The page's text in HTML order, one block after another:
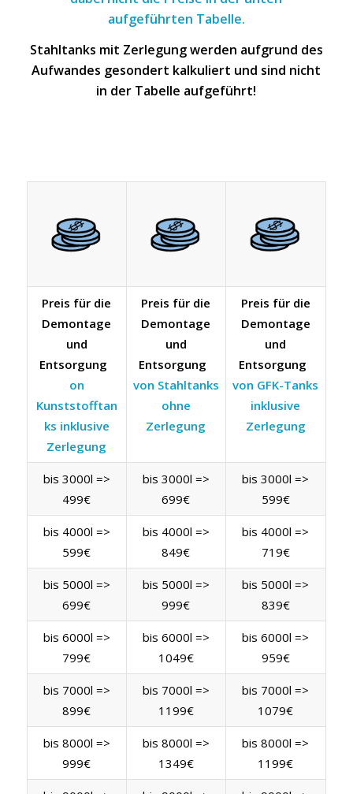
aufgeführten Tabelle.
Stahltanks mit Zerlegung werden aufgrund des
Aufwandes gesondert kalkuliert und sind nicht
in der Tabelle aufgeführt!
Preis für die
Demontage
und
Entsorgung
on
Kunststofftan
ks inklusive
Zerlegung
Preis für die
Demontage
und
Entsorgung
von Stahltanks
ohne
Zerlegung
Preis für die
Demontage
und
Entsorgung
von GFK-Tanks
inklusive
Zerlegung
bis 3000l =>
499€
bis 3000l =>
699€
bis 3000l =>
599€
bis 4000l =>
599€
bis 4000l =>
849€
bis 4000l =>
719€
bis 5000l =>
699€
bis 5000l =>
999€
bis 5000l =>
839€
bis 6000l =>
799€
bis 6000l =>
1049€
bis 6000l =>
959€
bis 7000l =>
899€
bis 7000l =>
1199€
bis 7000l =>
1079€
bis 8000l =>
999€
bis 8000l =>
1349€
bis 8000l =>
1199€